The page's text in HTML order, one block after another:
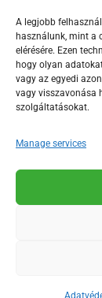
A legjobb
használunk, mint a
elérésére. Ezen
hogy olyan
vagy az egyedi
vagy visszavonása
szolgáltatásokat.
Manage services
F
a
c
e
o
o
-
Y
o
u
t
b
e
s
r
Az Érd Média
Médiatanács a
2018-2026. ©